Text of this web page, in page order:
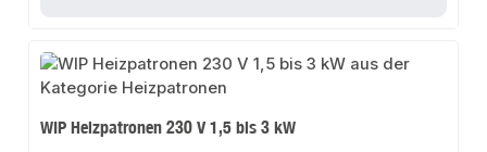
WIP Heizpatronen 230 V 1,5 bis 3 kW